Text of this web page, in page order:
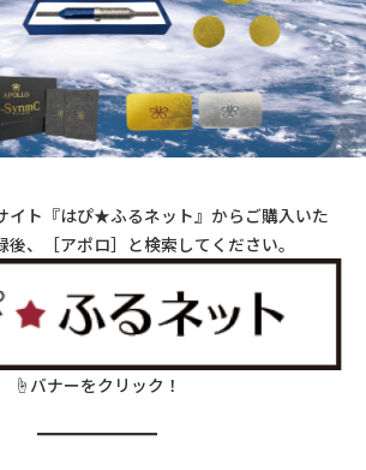
イト『はぴ★ふるネット』からご購入いた
、［アポロ］と検索してください。
☝バナーをクリック！